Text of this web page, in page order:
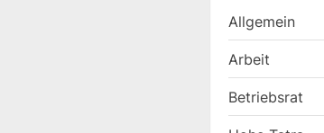
Allgemein
Arbeit
Betriebsrat